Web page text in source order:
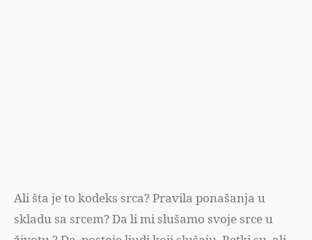
Ali šta je to kodeks srca? Pravila ponašanja u
skladu sa srcem? Da li mi slušamo svoje srce u